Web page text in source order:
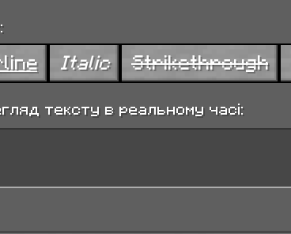
Italic Strikethrough
тексту в реальному часі: